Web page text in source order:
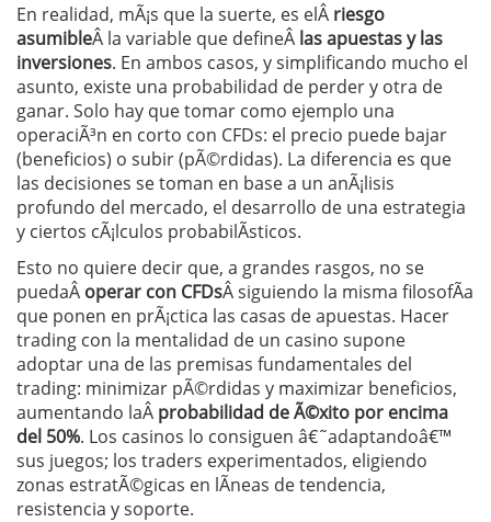
En realidad, mÃ¡s que la suerte, es elÂ riesgo
asumibleÂ la variable que defineÂ las apuestas y las
inversiones. En ambos casos, y simplificando mucho el
asunto, existe una probabilidad de perder y otra de
ganar. Solo hay que tomar como ejemplo una
operaciÃ³n en corto con CFDs: el precio puede bajar
(beneficios) o subir (pÃ©rdidas). La diferencia es que
las decisiones se toman en base a un anÃ¡lisis
profundo del mercado, el desarrollo de una estrategia
y ciertos cÃ¡lculos probabilÃ­sticos.
Esto no quiere decir que, a grandes rasgos, no se
puedaÂ operar con CFDsÂ siguiendo la misma filosofÃ­a
que ponen en prÃ¡ctica las casas de apuestas. Hacer
trading con la mentalidad de un casino supone
adoptar una de las premisas fundamentales del
trading: minimizar pÃ©rdidas y maximizar beneficios,
aumentando laÂ probabilidad de Ã©xito por encima
del 50%. Los casinos lo consiguen â€˜adaptandoâ€™
sus juegos; los traders experimentados, eligiendo
zonas estratÃ©gicas en lÃ­neas de tendencia,
resistencia y soporte.